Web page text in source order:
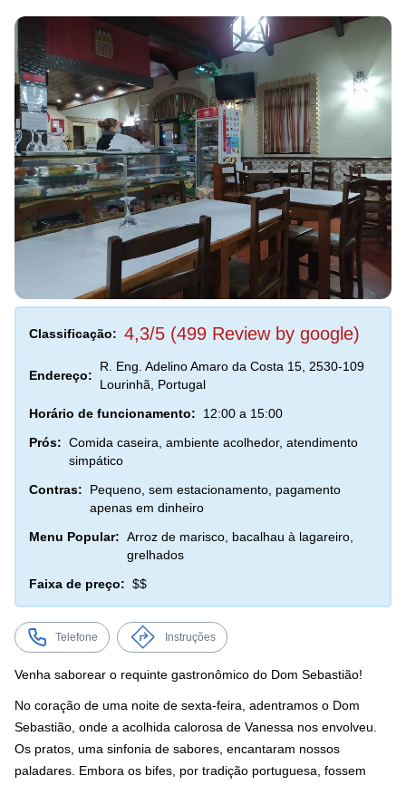
Classificação: 4,3/5 (499 Review by google)
Endereço:
R. Eng. Adelino Amaro da Costa 15, 2530-109
Lourinhã, Portugal
Horário de funcionamento:
12:00 a 15:00
Prós: Comida caseira, ambiente acolhedor, atendimento
simpático
Contras:
Pequeno, sem estacionamento, pagamento
apenas em dinheiro
Menu Popular: Arroz de marisco, bacalhau à lagareiro,
grelhados
Faixa de preço: $$
Telefone Instruções
Venha saborear o requinte gastronômico do Dom Sebastião!
No coração de uma noite de sexta-feira, adentramos o Dom
Sebastião, onde a acolhida calorosa de Vanessa nos envolveu.
Os pratos, uma sinfonia de sabores, encantaram nossos
paladares. Embora os bifes, por tradição portuguesa, fossem